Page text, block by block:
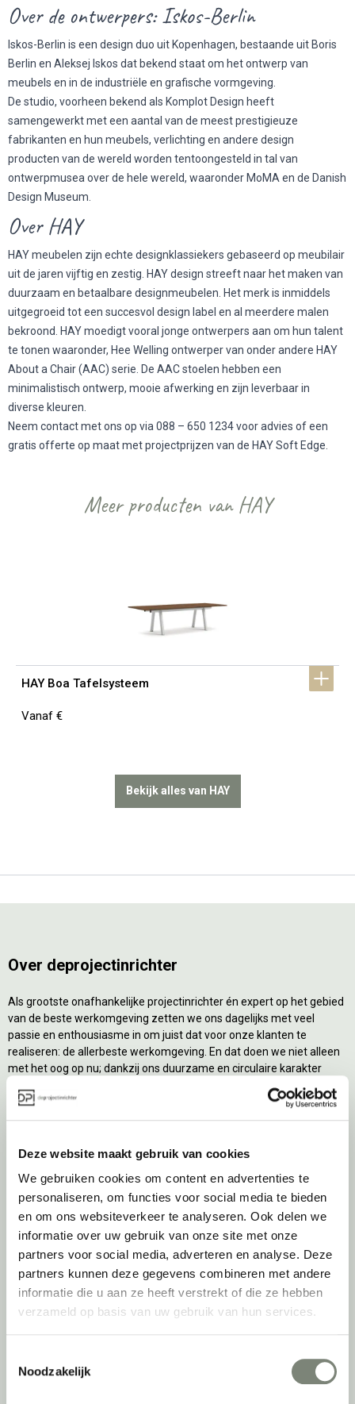
Deze website maakt gebruik van cookies
We gebruiken cookies om content en advertenties te
personaliseren, om functies voor social media te bieden
en om ons websiteverkeer te analyseren. Ook delen we
informatie over uw gebruik van onze site met onze
partners voor social media, adverteren en analyse. Deze
partners kunnen deze gegevens combineren met andere
informatie die u aan ze heeft verstrekt of die ze hebben
verzameld op basis van uw gebruik van hun services.
Noodzakelijk
Over de ontwerpers: Iskos-Berlin
Iskos-Berlin is een design duo uit Kopenhagen, bestaande uit Boris
Berlin en Aleksej Iskos dat bekend staat om het ontwerp van
meubels en in de industriële en grafische vormgeving.
De studio, voorheen bekend als Komplot Design heeft
samengewerkt met een aantal van de meest prestigieuze
fabrikanten en hun meubels, verlichting en andere design
producten van de wereld worden tentoongesteld in tal van
ontwerpmusea over de hele wereld, waaronder MoMA en de Danish
Design Museum.
Over HAY
HAY meubelen zijn echte designklassiekers gebaseerd op meubilair
uit de jaren vijftig en zestig. HAY design streeft naar het maken van
duurzaam en betaalbare designmeubelen. Het merk is inmiddels
uitgegroeid tot een succesvol design label en al meerdere malen
bekroond. HAY moedigt vooral jonge ontwerpers aan om hun talent
te tonen waaronder, Hee Welling ontwerper van onder andere HAY
About a Chair (AAC) serie . De AAC stoelen hebben een
minimalistisch ontwerp, mooie afwerking en zijn leverbaar in
diverse kleuren.
Neem contact met ons op via 088 – 650 1234 voor advies of een
gratis offerte op maat met projectprijzen van de HAY Soft Edge.
Meer producten van HAY
HAY Boa Tafelsysteem
Vanaf €
Bekijk alles van HAY
Over deprojectinrichter
Als grootste onafhankelijke projectinrichter én expert op het gebied
van de beste werkomgeving zetten we ons dagelijks met veel
passie en enthousiasme in om juist dat voor onze klanten te
realiseren: de allerbeste werkomgeving. En dat doen we niet alleen
met het oog op nu; dankzij ons duurzame en circulaire karakter
kijken we ook naar de toekomst. Naar hoe we werkomgevingen een
tweede leven kunnen geven, bijvoorbeeld. Maar ook door keer op
keer actief te kijken naar de duurzaamste optie.
Belangrijke categorieën
Ergonomische bureaustoelen
Duo bureaus
Projectstoffering
Akoestische oplossingen
Zitmeubilair
Kantoorkasten
Tafels